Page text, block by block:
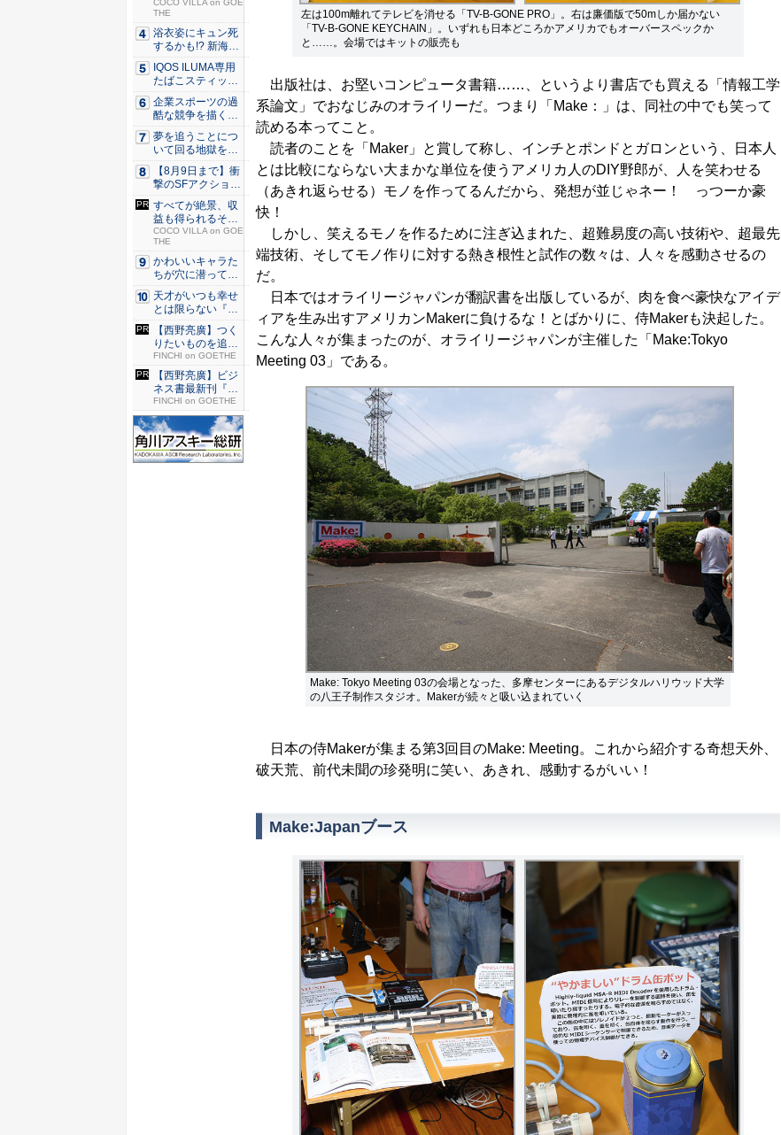
左は100m離れてテレビを消せる「TV-B-GONE PRO」。右は廉価版で50mしか届かない
「TV-B-GONE KEYCHAIN」。いずれも日本どころかアメリカでもオーバースペックか
と……。会場ではキットの販売も
出版社は、お堅いコンピュータ書籍……、というより書店でも買える「情報工学
系論文」でおなじみのオライリーだ。つまり「Make：」は、同社の中でも笑って
読める本ってこと。
読者のことを「Maker」と賞して称し、インチとポンドとガロンという、日本人
とは比較にならない大まかな単位を使うアメリカ人のDIY野郎が、人を笑わせる
（あきれ返らせる）モノを作ってるんだから、発想が並じゃネー！ っつーか豪
快！
しかし、笑えるモノを作るために注ぎ込まれた、超難易度の高い技術や、超最先
端技術、そしてモノ作りに対する熱き根性と試作の数々は、人々を感動させるの
だ。
日本ではオライリージャパンが翻訳書を出版しているが、肉を食べ豪快なアイデ
ィアを生み出すアメリカンMakerに負けるな！とばかりに、侍Makerも決起した。
こんな人々が集まったのが、オライリージャパンが主催した「Make:Tokyo
Meeting 03」である。
Make: Tokyo Meeting 03の会場となった、多摩センターにあるデジタルハリウッド大学
の八王子制作スタジオ。Makerが続々と吸い込まれていく
日本の侍Makerが集まる第3回目のMake: Meeting。これから紹介する奇想天外、
破天荒、前代未聞の珍発明に笑い、あきれ、感動するがいい！
Make:Japanブース
仕組みと...
COCO VILLA on GOE
THE
浴衣姿にキュン死
するかも!? 新海ま
きが...
IQOS ILUMA専用
たばこスティッ
ク...
企業スポーツの過
酷な競争を描く『J
JM ...
夢を追うことにつ
いて回る地獄を描
く『二階...
【8月9日まで】衝
撃のSFアクション
『G...
すべてが絶景、収
益も得られるその
仕組みと...
COCO VILLA on GOE
THE
かわいいキャラた
ちが穴に潜ってひ
どい目に...
天才がいつも幸せ
とは限らない『ダ
イヤモン...
【西野亮廣】つく
りたいものを追求
できる環...
FINCHI on GOETHE
【西野亮廣】ビジ
ネス書最新刊『北
極星 僕...
FINCHI on GOETHE